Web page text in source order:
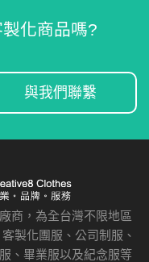
化商品嗎?
與我們聯繫
商，為全台灣不限地區
製化團服、公司制服、
、畢業服以及紀念服等